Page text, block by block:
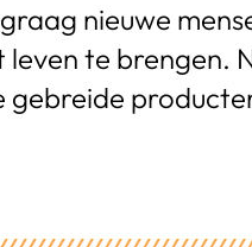
nieuwe
leven te
gebreide